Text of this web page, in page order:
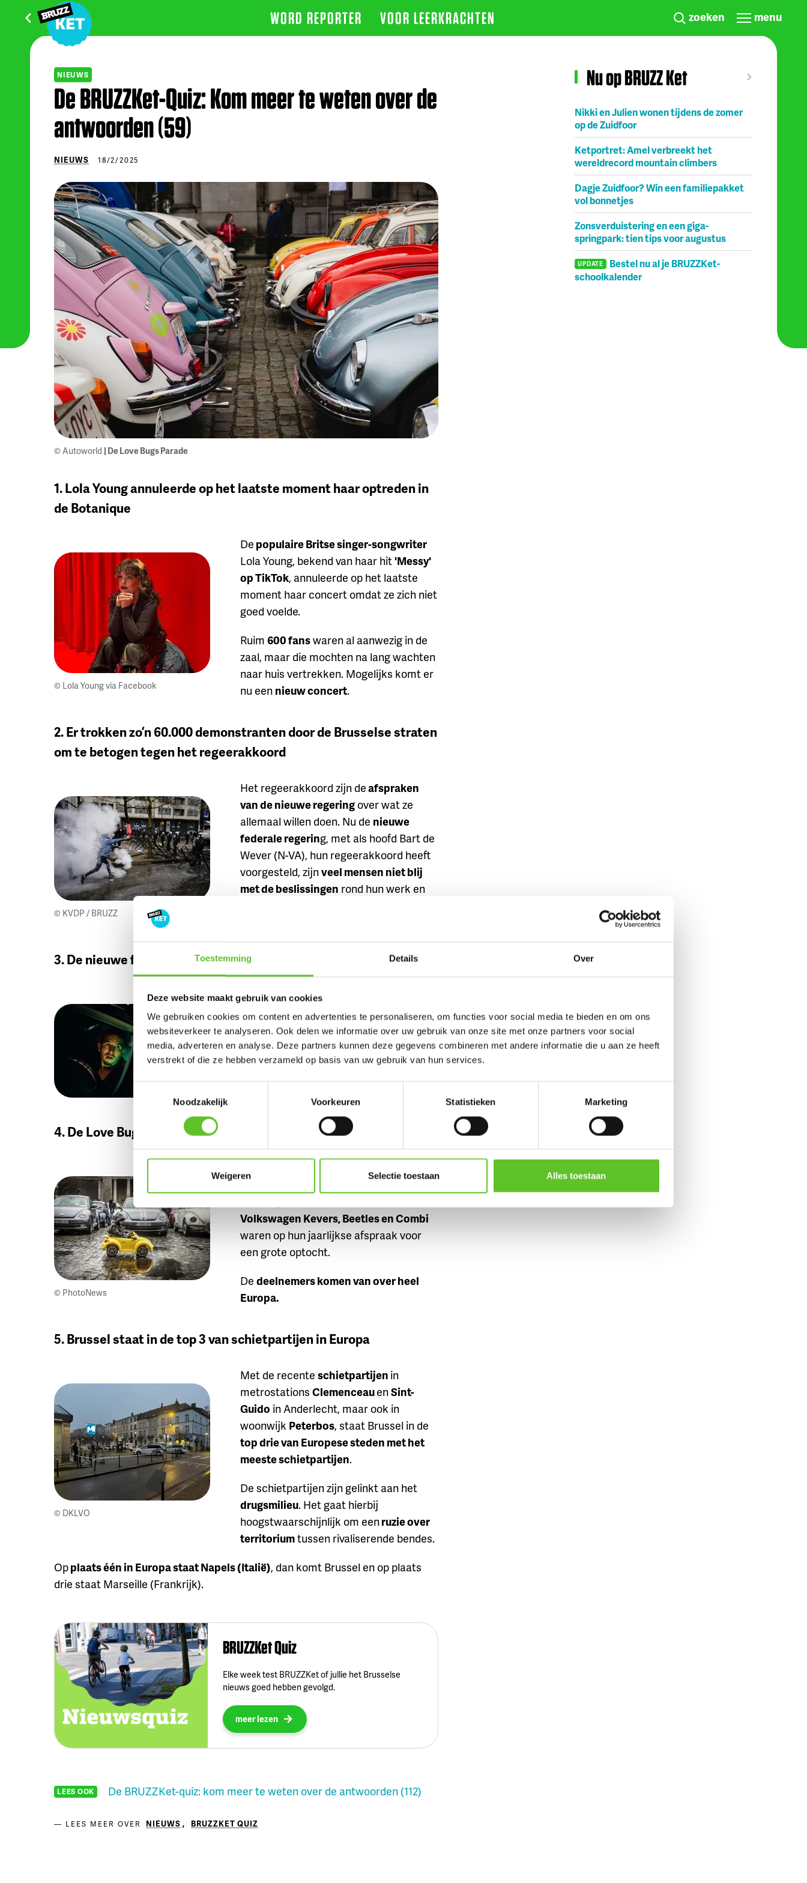
Toestemming Details Over
Deze website maakt gebruik van cookies
We gebruiken cookies om content en advertenties te personaliseren, om functies voor social media te bieden en om ons
websiteverkeer te analyseren. Ook delen we informatie over uw gebruik van onze site met onze partners voor social
media, adverteren en analyse. Deze partners kunnen deze gegevens combineren met andere informatie die u aan ze heeft
verstrekt of die ze hebben verzameld op basis van uw gebruik van hun services.
Noodzakelijk
Voorkeuren Statistieken Marketing
Weigeren Selectie toestaan Alles toestaan
WORD REPORTER VOOR LEERKRACHTEN zoeken menu
NIEUWS
De BRUZZKet-Quiz: Kom meer te weten over de
antwoorden (59)
NIEUWS 18/2/2025
© Autoworld | De Love Bugs Parade
1. Lola Young annuleerde op het laatste moment haar optreden in
de Botanique
© Lola Young via Facebook
De populaire Britse singer-songwriter
Lola Young, bekend van haar hit'Messy'
op TikTok, annuleerde op het laatste
moment haar concert omdat ze zich niet
goed voelde.
Ruim 600 fanswaren al aanwezig in de
zaal, maar die mochten na lang wachten
naar huis vertrekken. Mogelijks komt er
nu een nieuw concert.
2. Er trokken zo’n 60.000 demonstranten door de Brusselse straten
om te betogen tegen het regeerakkoord
© KVDP / BRUZZ
Het regeerakkoord zijn deafspraken
van de nieuwe regering over wat ze
allemaal willen doen. Nu de nieuwe
federale regering, met als hoofd Bart de
Wever (N-VA), hun regeerakkoord heeft
voorgesteld, zijnveel mensen niet blij
met de beslissingen rond hun werk en
3. De nieuwe film van Adil en Bilall heet Patsers
Patsers is een vervolg op Patser,
succesfilm die uitkwam in 2017.
In de film zien wedezelfde personages,
maar ook nieuwe personages. Zo kreeg
4. De Love Bugs Parade is een optocht van Volkswagen Kevers
© PhotoNews
de zestiende editie van de Love Bugs
Volkswagen Kevers, Beetles en Combi
waren op hun jaarlijkse afspraak voor
een grote optocht.
De deelnemers komen van over heel
Europa.
5. Brussel staat in de top 3 van schietpartijen in Europa
© DKLVO
Met de recente schietpartijen in
metrostations ClemenceauenSint-
Guido in Anderlecht, maar ook in
woonwijk Peterbos, staat Brussel in de
top drie van Europese steden met het
meeste schietpartijen.
De schietpartijen zijn gelinkt aan het
drugsmilieu. Het gaat hierbij
hoogstwaarschijnlijk om eenruzie over
territoriumtussen rivaliserende bendes.
Opplaats één in Europa staat Napels (Italië), dan komt Brussel en op plaats
drie staat Marseille (Frankrijk).
BRUZZKet Quiz
Elke week test BRUZZKet of jullie het Brusselse
nieuws goed hebben gevolgd.
meer lezen
LEES OOK De BRUZZKet-quiz: kom meer te weten over de antwoorden (112)
LEES MEER OVER NIEUWS , BRUZZKET QUIZ
Nu op BRUZZ Ket
Nikki en Julien wonen tijdens de zomer
op de Zuidfoor
Ketportret: Amel verbreekt het
wereldrecord mountain climbers
Dagje Zuidfoor? Win een familiepakket
vol bonnetjes
Zonsverduistering en een giga-
springpark: tien tips voor augustus
UPDATE
Bestel nu al je BRUZZKet-
schoolkalender